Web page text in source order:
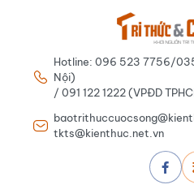
Hotline: 096 523 7756/
Nội)
/ 091 122 1222 (VPĐD
tkts@kienthuc.net.vn